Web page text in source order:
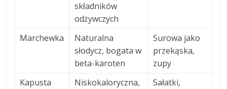
składników
odżywczych
Marchewka
Naturalna
słodycz, bogata w
beta-karoten
Surowa jako
przekąska,
zupy
Kapusta
Niskokaloryczna,
Sałatki,